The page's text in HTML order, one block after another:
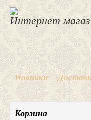
Интернет
Новинки
Корзина